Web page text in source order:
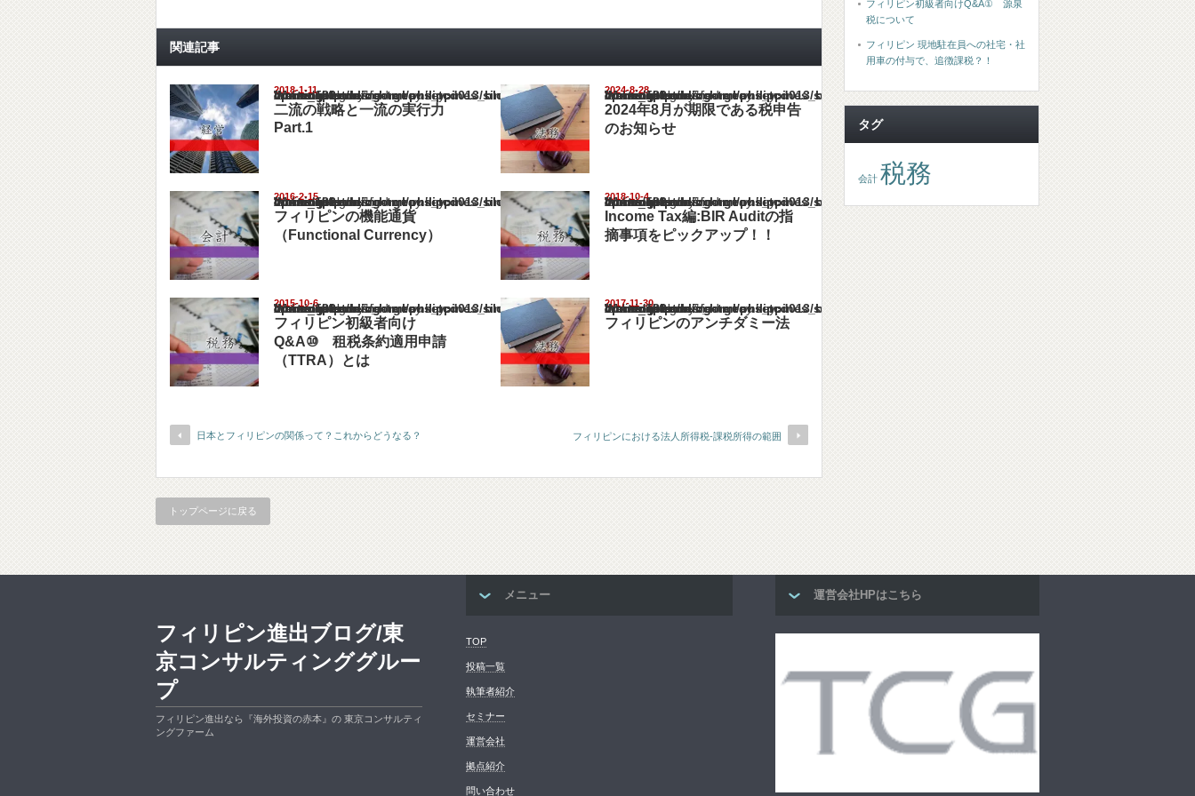
関連記事
2018-1-11
Warning
: Undefined array key "show_category" in
/home/netst/kuno-cpa.co.jp/public_html/philippines_blog/wp-content/themes/gorgeous_tcd013/single.php
on line183
二流の戦略と一流の実行力
Part.1
2024-8-28
Warning
: Undefined array key "show_category" in
/home/netst/kuno-cpa.co.jp/public_html/philippines_blog/wp-content/themes/gorgeous_tcd013/single.php
on line183
2024年8月が期限である税申告
のお知らせ
2016-2-15
Warning
: Undefined array key "show_category" in
/home/netst/kuno-cpa.co.jp/public_html/philippines_blog/wp-content/themes/gorgeous_tcd013/single.php
on line183
フィリピンの機能通貨
（Functional Currency）
2018-10-4
Warning
: Undefined array key "show_category" in
/home/netst/kuno-cpa.co.jp/public_html/philippines_blog/wp-content/themes/gorgeous_tcd013/single.php
on line183
Income Tax編:BIR Auditの指
摘事項をピックアップ！！
2015-10-6
Warning
: Undefined array key "show_category" in
/home/netst/kuno-cpa.co.jp/public_html/philippines_blog/wp-content/themes/gorgeous_tcd013/single.php
on line183
フィリピン初級者向け
Q&A⑩ 租税条約適用申請
（TTRA）とは
2017-11-30
Warning
: Undefined array key "show_category" in
/home/netst/kuno-cpa.co.jp/public_html/philippines_blog/wp-content/themes/gorgeous_tcd013/single.php
on line183
フィリピンのアンチダミー法
日本とフィリピンの関係って？これからどうなる？ フィリピンにおける法人所得税-課税所得の範囲
トップページに戻る
フィリピン初級者向けQ&A① 源泉
税について
フィリピン 現地駐在員への社宅・社
用車の付与で、追徴課税？！
タグ
会計 税務
メニュー
TOP
投稿一覧
執筆者紹介
セミナー
運営会社
拠点紹介
問い合わせ
運営会社HPはこちら
フィリピン進出ブログ/東
京コンサルティンググルー
プ
フィリピン進出なら『海外投資の赤本』の 東京コンサルティ
ングファーム